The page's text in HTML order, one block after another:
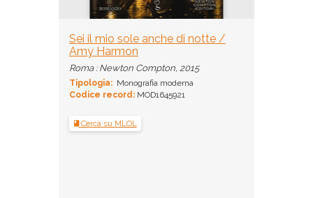
Sei il mio sole anche di notte /
Amy Harmon
Roma : Newton Compton, 2015
Tipologia: Monografia moderna
Codice record: MOD1645921
Cerca su MLOL